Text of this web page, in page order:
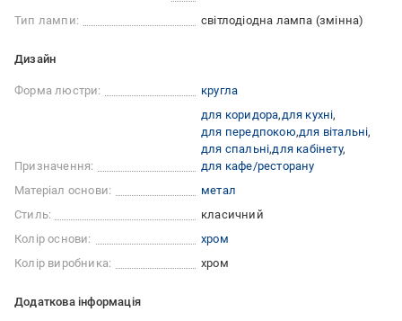
Тип лампи:
світлодіодна лампа (змінна)
Дизайн
Форма люстри: кругла
Призначення:
для коридора для кухні
для передпокою для вітальні
для спальні для кабінету
для кафе/ресторану
Матеріал основи:
метал
Стиль:
класичний
Колір основи:
хром
Колір виробника:
хром
Додаткова інформація